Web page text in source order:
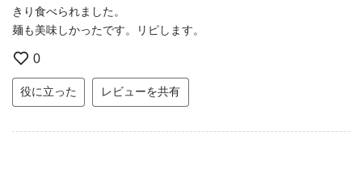
きり食べられました。
麺も美味しかったです。リピします。
0
役に立った レビューを共有